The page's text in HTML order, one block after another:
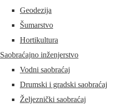
Geodezija
Šumarstvo
Hortikultura
Saobraćajno inženjerstvo
Vodni saobraćaj
Drumski i gradski saobraćaj
Željeznički saobraćaj